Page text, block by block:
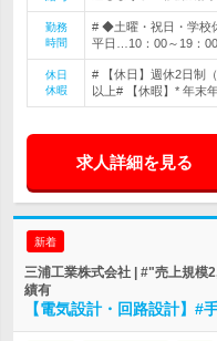
勤務
時間
# ◆土曜・祝日・学校
平日…10：00～19：
休日
休暇
# 【休日】週休2日制
以上# 【休暇】* 年末
求人詳細を見る
新着
三浦工業株式会社 | #"売上規模
績有
【電気設計・回路設計】